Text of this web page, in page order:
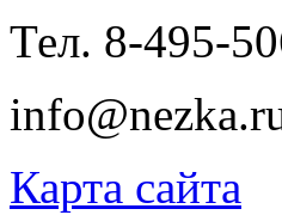
Тел. 8-495-
Карта сайта